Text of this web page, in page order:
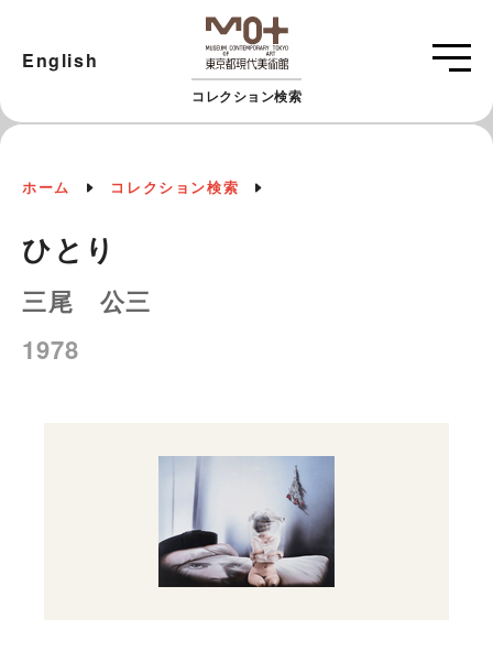
コレクション検索
English
ホーム コレクション検索
ひとり
三尾 公三
1978